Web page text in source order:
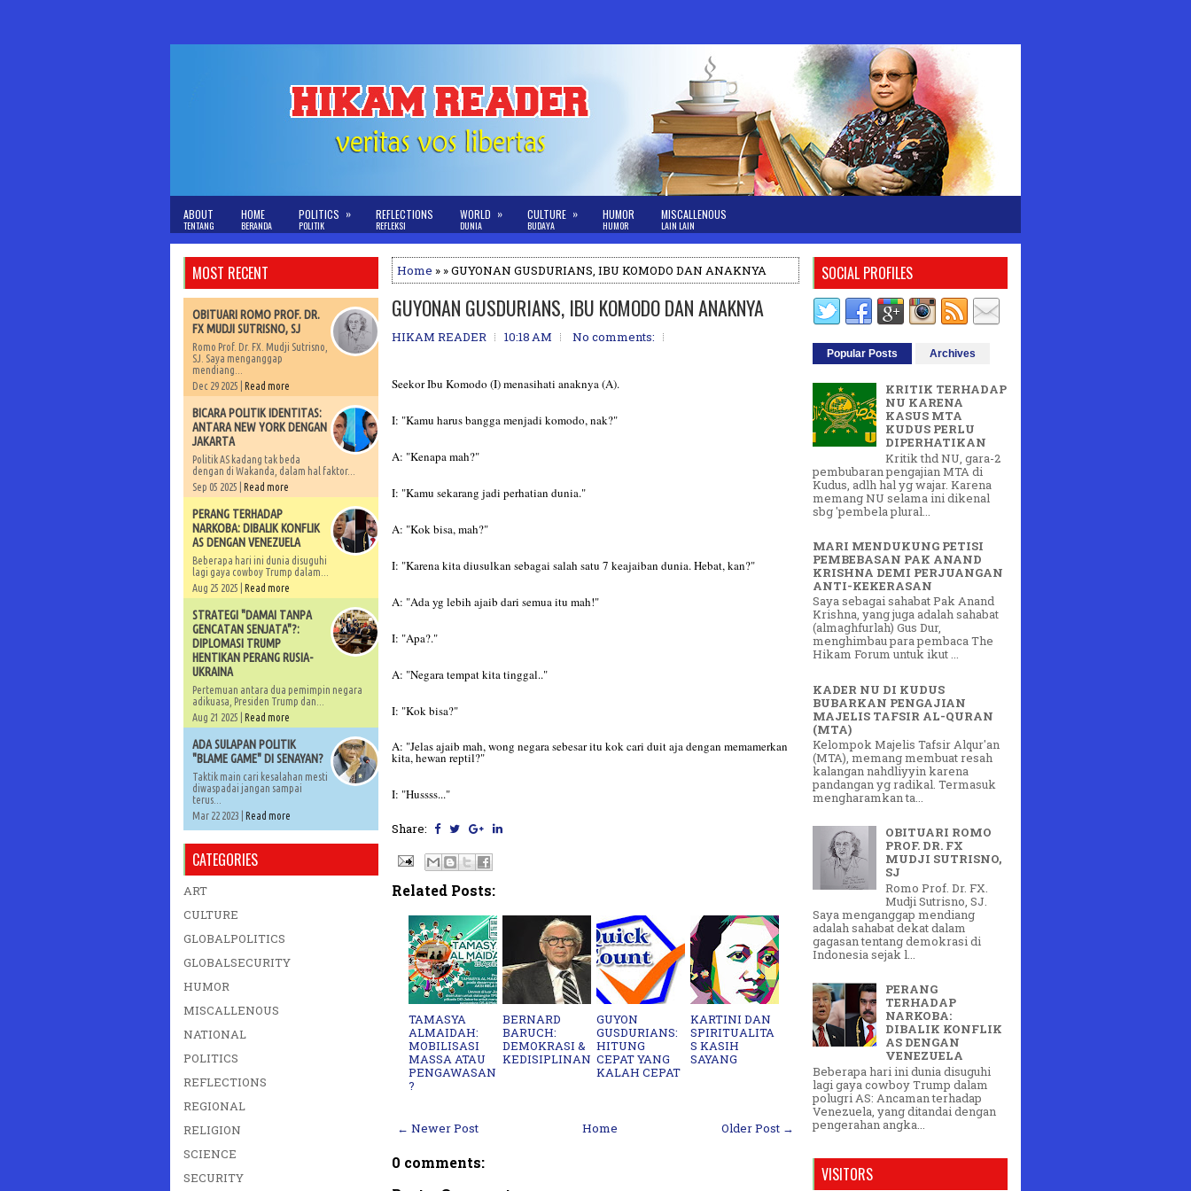
ABOUT
TENTANG
HOME
BERANDA
POLITICS
POLITIK
» REFLECTIONS
REFLEKSI
WORLD
DUNIA
» CULTURE
BUDAYA
» HUMOR
HUMOR
MISCALLENOUS
LAIN LAIN
Home » » GUYONAN GUSDURIANS, IBU KOMODO DAN ANAKNYA
GUYONAN GUSDURIANS, IBU KOMODO DAN ANAKNYA
HIKAM READER 10:18 AM No comments:
Seekor Ibu Komodo (I) menasihati anaknya (A).
I: "Kamu harus bangga menjadi komodo, nak?"
A: "Kenapa mah?"
I: "Kamu sekarang jadi perhatian dunia."
A: "Kok bisa, mah?"
I: "Karena kita diusulkan sebagai salah satu 7 keajaiban dunia. Hebat, kan?"
A: "Ada yg lebih ajaib dari semua itu mah!"
I: "Apa?."
A: "Negara tempat kita tinggal.."
I: "Kok bisa?"
A: "Jelas ajaib mah, wong negara sebesar itu kok cari duit aja dengan memamerkan
kita, hewan reptil?"
I: "Hussss..."
Share:
Related Posts:
TAMASYA
ALMAIDAH:
MOBILISASI
MASSA ATAU
PENGAWASAN
?
BERNARD
BARUCH:
DEMOKRASI &
KEDISIPLINAN
GUYON
GUSDURIANS:
HITUNG
CEPAT YANG
KALAH CEPAT
KARTINI DAN
SPIRITUALITA
S KASIH
SAYANG
← Newer Post Older Post →
Home
0 comments:
MOST RECENT
OBITUARI ROMO PROF. DR.
FX MUDJI SUTRISNO, SJ
Romo Prof. Dr. FX. Mudji Sutrisno,
SJ. Saya menganggap
mendiang...
Dec 29 2025 | Read more
BICARA POLITIK IDENTITAS:
ANTARA NEW YORK DENGAN
JAKARTA
Politik AS kadang tak beda
dengan di Wakanda, dalam hal faktor...
Sep 05 2025 | Read more
PERANG TERHADAP
NARKOBA: DIBALIK KONFLIK
AS DENGAN VENEZUELA
Beberapa hari ini dunia disuguhi
lagi gaya cowboy Trump dalam...
Aug 25 2025 | Read more
STRATEGI "DAMAI TANPA
GENCATAN SENJATA"?:
DIPLOMASI TRUMP
HENTIKAN PERANG RUSIA-
UKRAINA
Pertemuan antara dua pemimpin negara
adikuasa, Presiden Trump dan...
Aug 21 2025 | Read more
ADA SULAPAN POLITIK
"BLAME GAME" DI SENAYAN?
Taktik main cari kesalahan mesti
diwaspadai jangan sampai
terus...
Mar 22 2023 | Read more
CATEGORIES
ART
CULTURE
GLOBALPOLITICS
GLOBALSECURITY
HUMOR
MISCALLENOUS
NATIONAL
POLITICS
REFLECTIONS
REGIONAL
RELIGION
SCIENCE
SECURITY
SOCIAL PROFILES
Popular Posts Archives
KRITIK TERHADAP
NU KARENA
KASUS MTA
KUDUS PERLU
DIPERHATIKAN
Kritik thd NU, gara-2
pembubaran pengajian MTA di
Kudus, adlh hal yg wajar. Karena
memang NU selama ini dikenal
sbg 'pembela plural...
MARI MENDUKUNG PETISI
PEMBEBASAN PAK ANAND
KRISHNA DEMI PERJUANGAN
ANTI-KEKERASAN
Saya sebagai sahabat Pak Anand
Krishna, yang juga adalah sahabat
(almaghfurlah) Gus Dur,
menghimbau para pembaca The
Hikam Forum untuk ikut ...
KADER NU DI KUDUS
BUBARKAN PENGAJIAN
MAJELIS TAFSIR AL-QURAN
(MTA)
Kelompok Majelis Tafsir Alqur'an
(MTA), memang membuat resah
kalangan nahdliyyin karena
pandangan yg radikal. Termasuk
mengharamkan ta...
OBITUARI ROMO
PROF. DR. FX
MUDJI SUTRISNO,
SJ
Romo Prof. Dr. FX.
Mudji Sutrisno, SJ.
Saya menganggap mendiang
adalah sahabat dekat dalam
gagasan tentang demokrasi di
Indonesia sejak l...
PERANG
TERHADAP
NARKOBA:
DIBALIK KONFLIK
AS DENGAN
VENEZUELA
Beberapa hari ini dunia disuguhi
lagi gaya cowboy Trump dalam
polugri AS: Ancaman terhadap
Venezuela, yang ditandai dengan
pengerahan angka...
VISITORS